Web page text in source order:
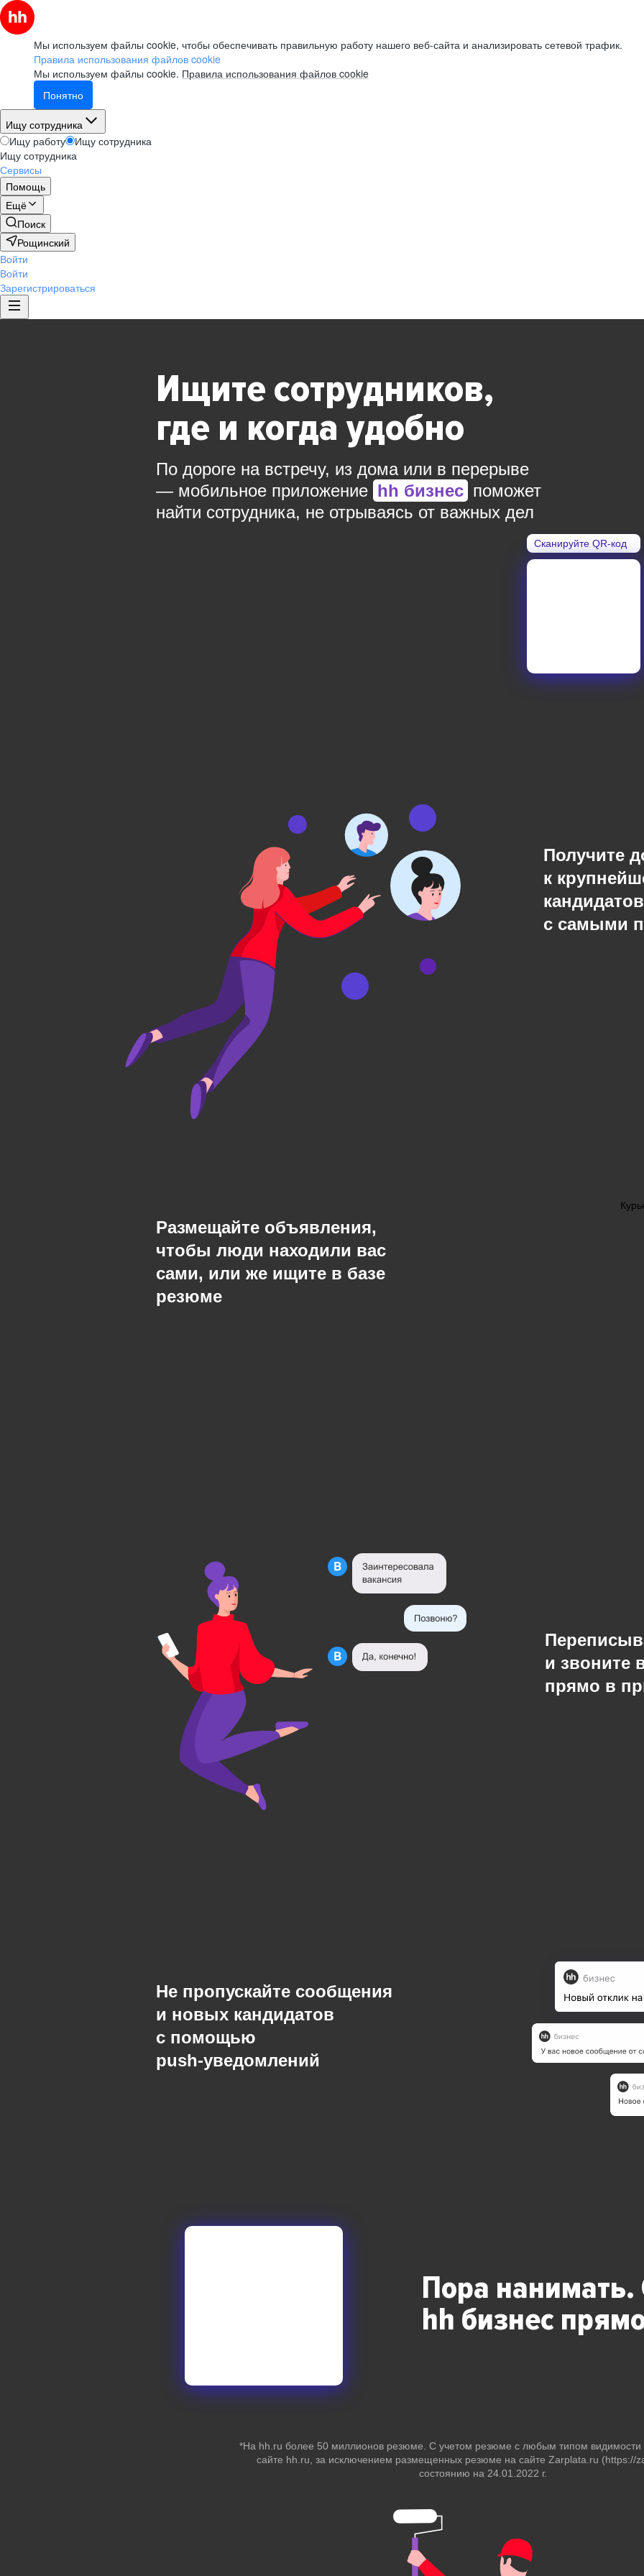
Мы используем файлы cookie, чтобы обеспечивать правильную работу нашего веб-сайта и анализировать сетевой трафик.
Правила использования файлов cookie
Мы используем файлы cookie. Правила использования файлов cookie
Понятно
Ищу сотрудника
Ищу работу
Ищу сотрудника
Ищу сотрудника
Сервисы
Помощь
Ещё
Поиск
Рощинский
Войти
Войти
Зарегистрироваться
Ищите сотрудников,
где и когда удобно
По дороге на встречу, из дома или в перерыве
— мобильное приложение hh бизнес поможет
найти сотрудника, не отрываясь от важных дел
Сканируйте QR-код
Получите
к
с самыми
Размещайте объявления,
чтобы люди находили вас
сами, или же ищите в базе
резюме
и звоните
прямо в
Не пропускайте сообщения
и новых кандидатов
с помощью
push-уведомлений
Пора нанимать.
hh бизнес
*На hh.ru более 50 миллионов резюме. С учетом резюме с любым типом
сайте hh.ru, за исключением размещенных резюме на сайте Zarplata.ru (https://
состоянию на 24.01.2022 г.